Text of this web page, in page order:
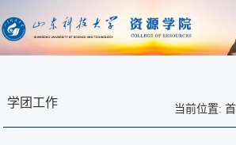
学团工作 当前位置: